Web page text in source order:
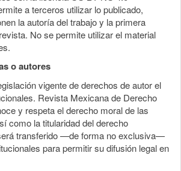
a terceros utilizar lo publicado,
la autoría del trabajo y la primera
No se permite utilizar el material
o autores
vigente de derechos de autor el
Revista Mexicana de Derecho
y respeta el derecho moral de las
como la titularidad del derecho
transferido —de forma no exclusiva—
para permitir su difusión legal en